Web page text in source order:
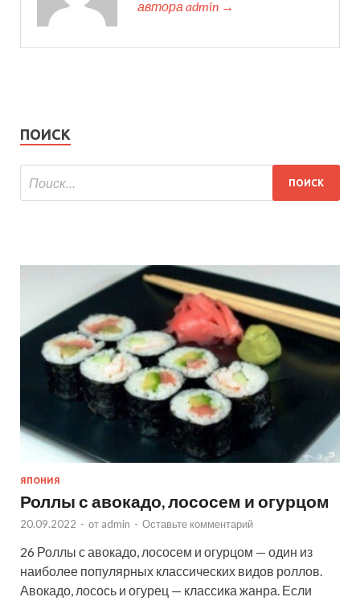
автора admin →
ПОИСК
ЯПОНИЯ
Роллы с авокадо, лососем и огурцом
20.09.2022 - от admin - Оставьте комментарий
26 Роллы с авокадо, лососем и огурцом — один из
наиболее популярных классических видов роллов.
Авокадо, лосось и огурец — классика жанра. Если